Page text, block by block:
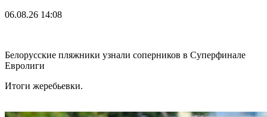
06.08.26 14:08
Белорусские пляжники узнали соперников в Суперфинале
Евролиги
Итоги жеребьевки.